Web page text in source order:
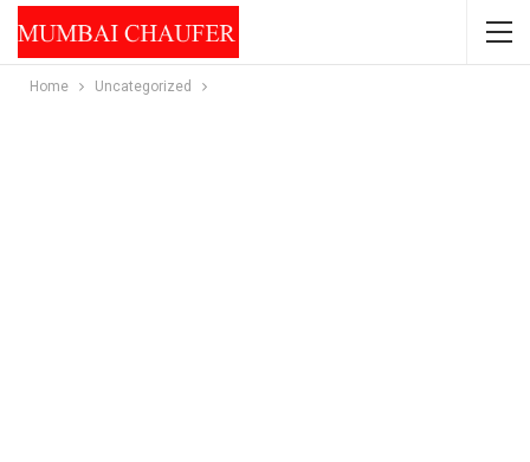
Home Uncategorized